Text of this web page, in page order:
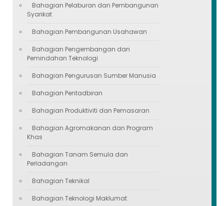
Bahagian Pelaburan dan Pembangunan
Syarikat
Bahagian Pembangunan Usahawan
Bahagian Pengembangan dan
Pemindahan Teknologi
Bahagian Pengurusan Sumber Manusia
Bahagian Pentadbiran
Bahagian Produktiviti dan Pemasaran
Bahagian Agromakanan dan Program
Khas
Bahagian Tanam Semula dan
Perladangan
Bahagian Teknikal
Bahagian Teknologi Maklumat